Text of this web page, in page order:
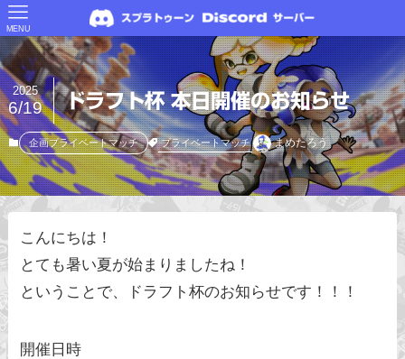
MENU
ドラフト杯 本日開催のお知らせ
2025
6/19
企画プライベートマッチ プライベートマッチ まめたろう
こんにちは！
とても暑い夏が始まりましたね！
ということで、ドラフト杯のお知らせです！！！
開催日時